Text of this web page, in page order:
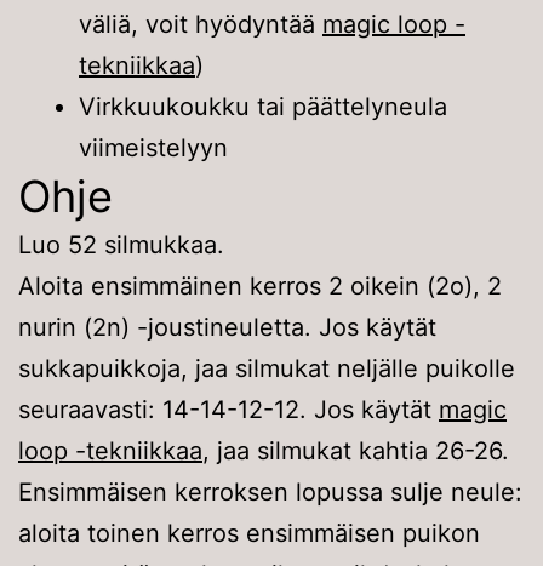
väliä, voit hyödyntää magic loop -
tekniikkaa)
Virkkuukoukku tai päättelyneula
viimeistelyyn
Ohje
Luo 52 silmukkaa.
Aloita ensimmäinen kerros 2 oikein (2o), 2
nurin (2n) -joustineuletta. Jos käytät
sukkapuikkoja, jaa silmukat neljälle puikolle
seuraavasti: 14-14-12-12. Jos käytät magic
loop -tekniikkaa, jaa silmukat kahtia 26-26.
Ensimmäisen kerroksen lopussa sulje neule:
aloita toinen kerros ensimmäisen puikon